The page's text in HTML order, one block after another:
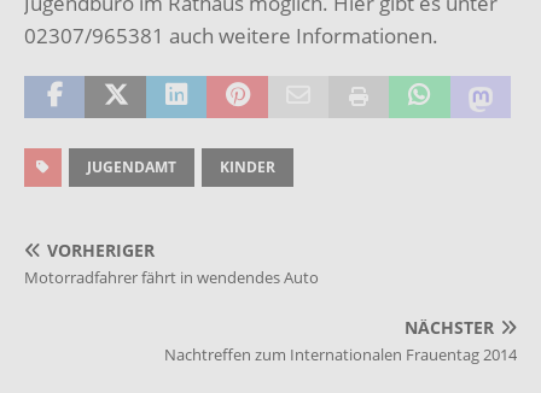
02307/965381 auch weitere Informationen.
JUGENDAMT KINDER
VORHERIGER
Motorradfahrer fährt in wendendes Auto
NÄCHSTER
Nachtreffen zum Internationalen Frauentag 2014